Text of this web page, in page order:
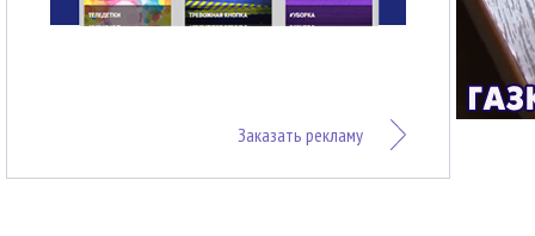
Заказать рекламу